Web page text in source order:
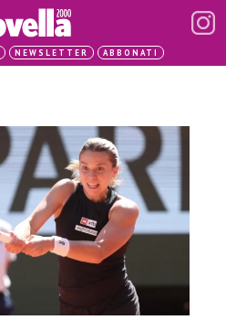
NEWSLETTER ABBONATI